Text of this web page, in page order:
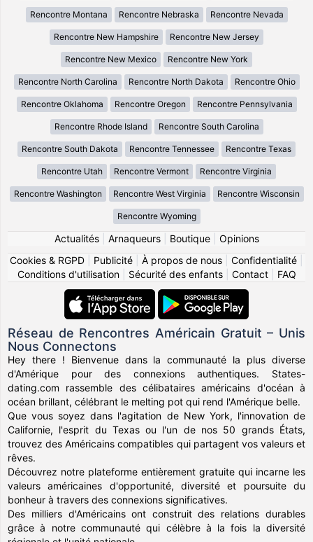
Rencontre Montana Rencontre Nebraska Rencontre Nevada
Rencontre New Hampshire Rencontre New Jersey
Rencontre New Mexico Rencontre New York
Rencontre North Carolina Rencontre North Dakota Rencontre Ohio
Rencontre Oklahoma Rencontre Oregon Rencontre Pennsylvania
Rencontre Rhode Island Rencontre South Carolina
Rencontre South Dakota Rencontre Tennessee Rencontre Texas
Rencontre Utah Rencontre Vermont Rencontre Virginia
Rencontre Washington Rencontre West Virginia Rencontre Wisconsin
Rencontre Wyoming
Actualités| Arnaqueurs| Boutique| Opinions
Cookies & RGPD
Publicité À propos de nous Confidentialité
Conditions d'utilisation| Sécurité des enfants| Contact| FAQ
Réseau de Rencontres Américain Gratuit – Unis
Nous Connectons
Hey there ! Bienvenue dans la communauté la plus diverse
d'Amérique pour des connexions authentiques. States-
dating.com rassemble des célibataires américains d'océan à
océan brillant, célébrant le melting pot qui rend l'Amérique belle.
Que vous soyez dans l'agitation de New York, l'innovation de
Californie, l'esprit du Texas ou l'un de nos 50 grands États,
trouvez des Américains compatibles qui partagent vos valeurs et
rêves.
Découvrez notre plateforme entièrement gratuite qui incarne les
valeurs américaines d'opportunité, diversité et poursuite du
bonheur à travers des connexions significatives.
Des milliers d'Américains ont construit des relations durables
grâce à notre communauté qui célèbre à la fois la diversité